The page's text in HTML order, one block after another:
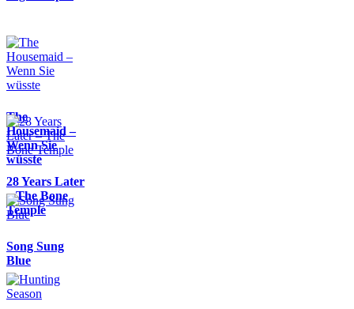
The
Housemaid –
Wenn Sie
wüsste
28 Years Later
– The Bone
Temple
Song Sung
Blue